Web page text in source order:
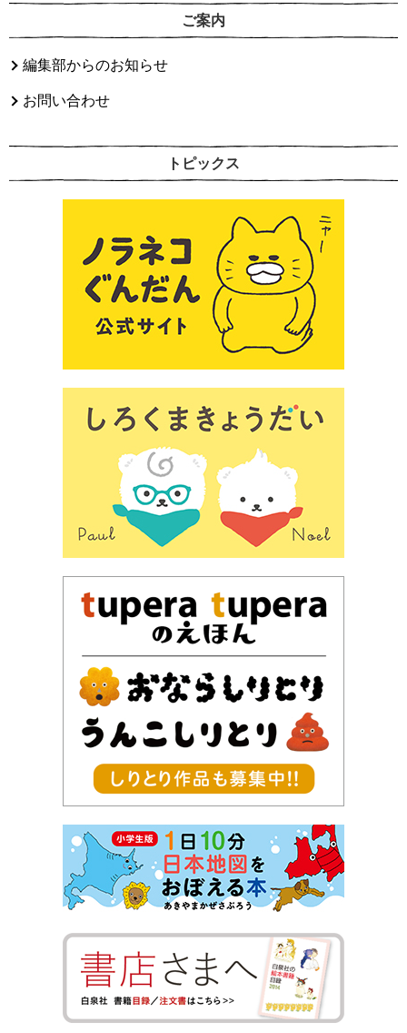
ご案内
編集部からのお知らせ
お問い合わせ
トピックス